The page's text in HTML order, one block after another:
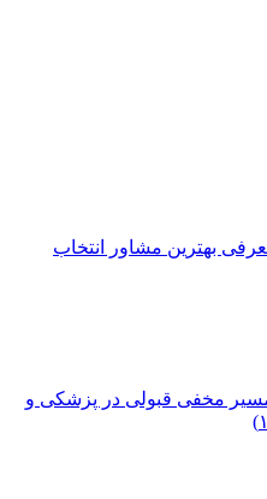
بهترین مشاور انتخاب
مخفی قبولی در پزشکی و